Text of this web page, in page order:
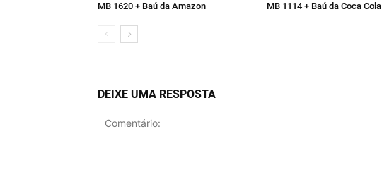
MB 1620 + Baú da Amazon MB 1114 + Baú da Coca Cola
DEIXE UMA RESPOSTA